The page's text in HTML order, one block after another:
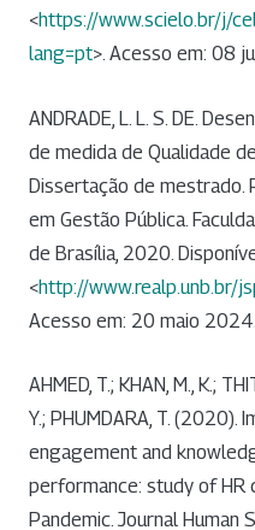
<https://www.scielo.br/j/
lang=pt>. Acesso em: 08
ANDRADE, L. L. S. DE.
de medida de Qualidade
Dissertação de mestrado.
em Gestão Pública.
de Brasília, 2020.
<http://
Acesso em: 20 maio 2024.
AHMED, T.; KHAN, M., K.;
Y.; PHUMDARA, T. (2020).
engagement and
performance: study of HR
Pandemic. Journal Human